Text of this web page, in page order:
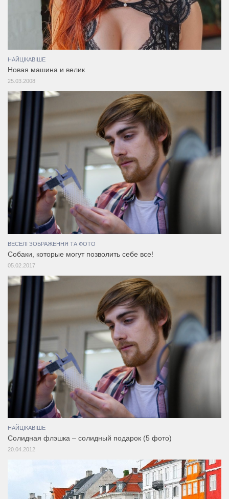
НАЙЦІКАВІШЕ
Новая машина и велик
25.03.2008
ВЕСЕЛІ ЗОБРАЖЕННЯ ТА ФОТО
Собаки, которые могут позволить себе все!
05.02.2017
НАЙЦІКАВІШЕ
Солидная флэшка – солидный подарок (5 фото)
20.04.2012